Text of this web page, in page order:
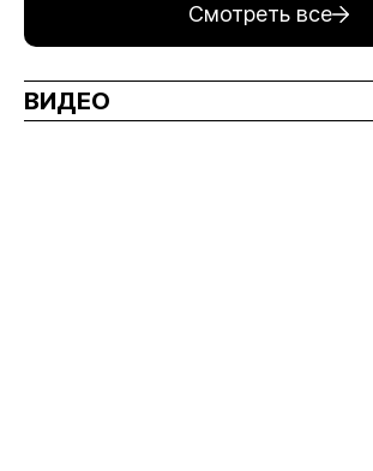
Смотреть все
ВИДЕО